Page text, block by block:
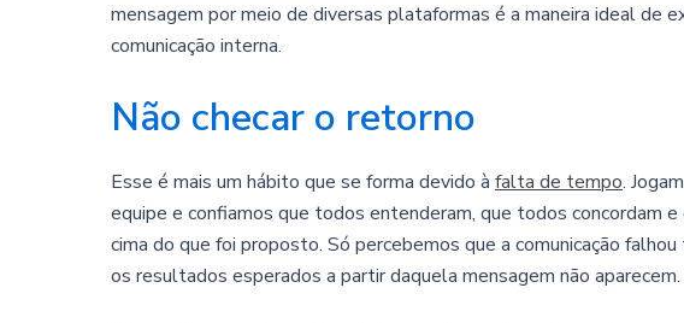
mensagem por meio de diversas plataformas é a maneira ideal de
comunicação interna.
Não checar o retorno
Esse é mais um hábito que se forma devido à falta de tempo.
equipe e confiamos que todos entenderam, que todos concordam
cima do que foi proposto. Só percebemos que a comunicação
os resultados esperados a partir daquela mensagem não aparecem.